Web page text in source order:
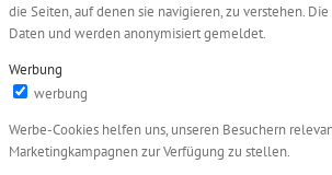
die Seiten, auf denen sie navigieren, zu verstehen.
Daten und werden anonymisiert gemeldet.
Werbung
werbung
Werbe-Cookies helfen uns, unseren Besuchern
Marketingkampagnen zur Verfügung zu stellen.